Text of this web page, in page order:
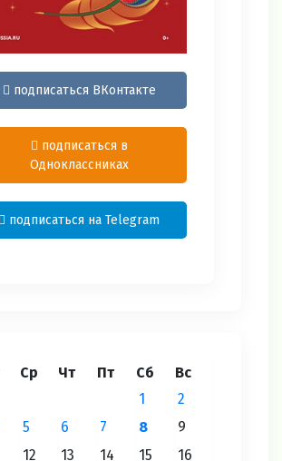
подписаться ВКонтакте
подписаться в
Одноклассниках
подписаться на Telegram
Ср Чт Пт Сб
Вс
1
2
5 6 7 8
9
12 13 14 15 16